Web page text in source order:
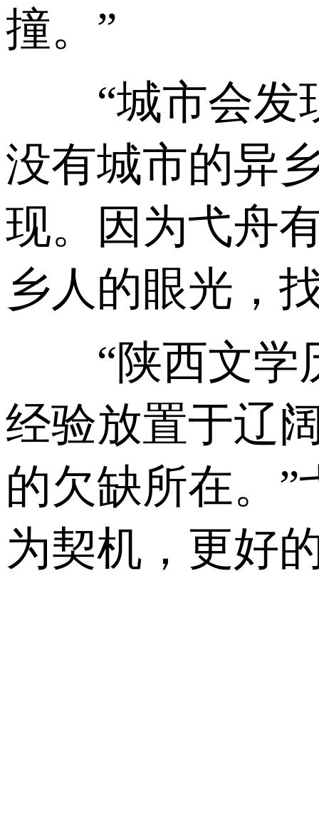
撞。”
“城市会发现
没有城市的异
现。因为弋舟
乡人的眼光，
“陕西文学历
经验放置于辽
的欠缺所在。
为契机，更好